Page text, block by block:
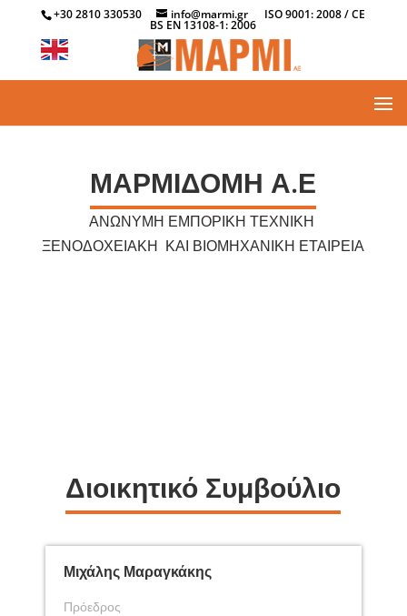
+30 2810 330530 info@marmi.gr ISO 9001: 2008 / CE
BS EN 13108-1: 2006
ΜΑΡΜΙΔΟΜΗ Α.Ε
ΑΝΩΝΥΜΗ ΕΜΠΟΡΙΚΗ ΤΕΧΝΙΚΗ
ΞΕΝΟΔΟΧΕΙΑΚΗ ΚΑΙ ΒΙΟΜΗΧΑΝΙΚΗ ΕΤΑΙΡΕΙΑ
Διοικητικό Συμβούλιο
Μιχάλης Μαραγκάκης
Πρόεδρος